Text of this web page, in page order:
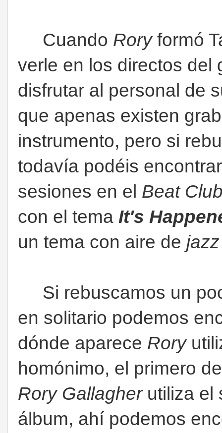
Cuando Roryformó
verle en los directos del
disfrutar al personal de
que apenas existen
instrumento, pero si
todavía podéis
sesiones en el Beat
con el tema It's
un tema con aire de jazz
Si rebuscamos un
en solitario podemos
dónde aparece Rory
homónimo, el primero
Rory Gallagherutiliza el
álbum, ahí podemos